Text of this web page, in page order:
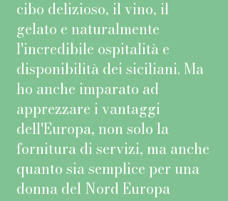
cibo delizioso, il vino, il
gelato e naturalmente
l'incredibile ospitalità e
disponibilità dei siciliani. Ma
ho anche imparato ad
apprezzare i vantaggi
dell'Europa, non solo la
fornitura di servizi, ma anche
quanto sia semplice per una
donna del Nord Europa